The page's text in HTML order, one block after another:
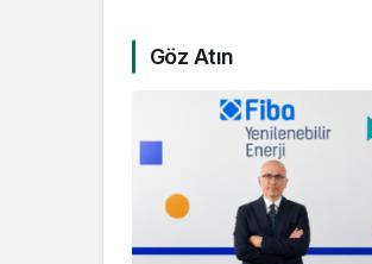
Göz Atın